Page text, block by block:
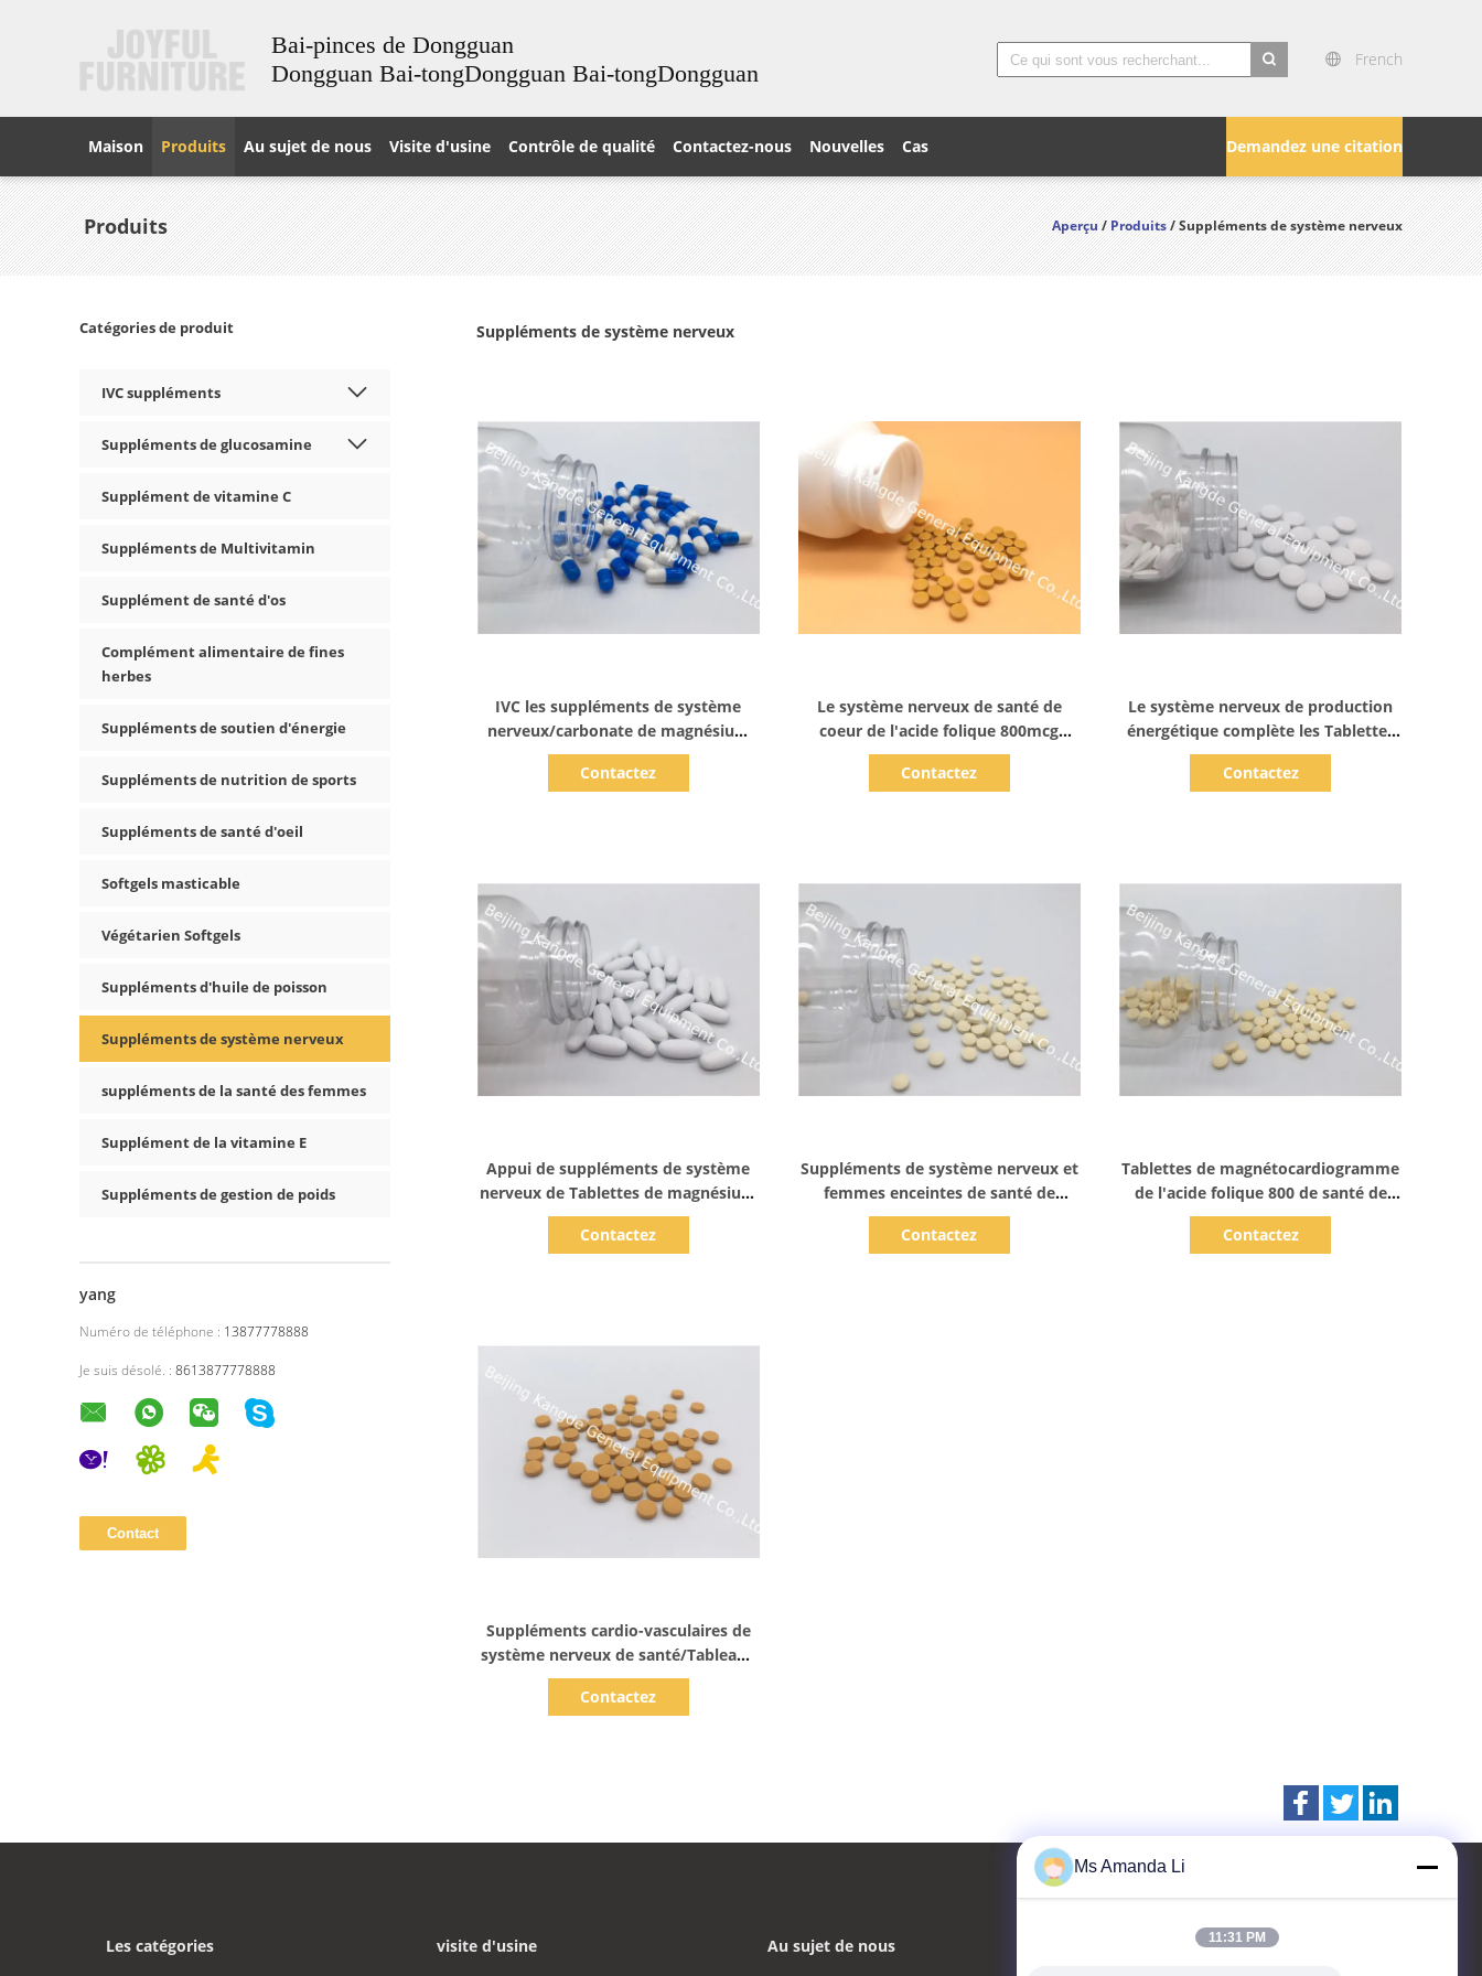
Bai-pinces de Dongguan
Dongguan Bai-tongDongguan Bai-tongDongguan
French
Demandez une citation
Maison Produits Au sujet de nous Visite d'usine Contrôle de qualité Contactez-nous Nouvelles Cas
Produits Aperçu/Produits/ Suppléments de système nerveux
Catégories de produit
IVC suppléments
Suppléments de glucosamine
Supplément de vitamine C
Suppléments de Multivitamin
Supplément de santé d'os
Complément alimentaire de fines
herbes
Suppléments de soutien d'énergie
Suppléments de nutrition de sports
Suppléments de santé d'oeil
Softgels masticable
Végétarien Softgels
Suppléments d'huile de poisson
Suppléments de système nerveux
suppléments de la santé des femmes
Supplément de la vitamine E
Suppléments de gestion de poids
yang
Numéro de téléphone : 13877778888
Je suis désolé. : 8613877778888
Suppléments de système nerveux
IVC les suppléments de système
nerveux/carbonate de magnésium
marque sur tablette 200mg BC0D
Contactez
Le système nerveux de santé de
coeur de l'acide folique 800mcg
complète les femmes enceintes
VT4G
Contactez
Le système nerveux de production
énergétique complète les Tablettes
BT6Y de magnésium et de potassium
Contactez
Appui de suppléments de système
nerveux de Tablettes de magnésium
critique pour la fonction BT8V
d'enzymes
Contactez
Suppléments de système nerveux et
femmes enceintes de santé de
coeur, supplément VT36 d'acide
folique
Contactez
Tablettes de magnétocardiogramme
de l'acide folique 800 de santé de
coeur pour le système nerveux T35
Contactez
Suppléments cardio-vasculaires de
système nerveux de santé/Tableaux
VT4H magnétocardiogramme de
l'acide folique 400
Contactez
Les catégories visite d'usine Au sujet de nous Contactez-nous
Ms Amanda Li
11:31 PM